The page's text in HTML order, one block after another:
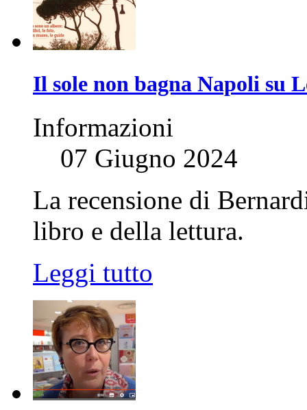
Il sole non bagna Napoli su
Informazioni
07 Giugno 2024
La recensione di
libro e della lettura.
Leggi tutto